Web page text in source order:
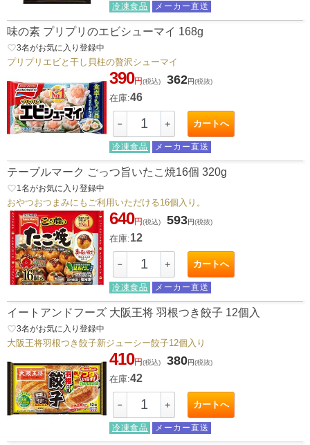
冷凍食品 メーカー直送
味の素 プリプリのエビシューマイ 168g
favorite_border3名がお気に入り登録中
プリプリエビと干し貝柱の贅沢シューマイ
390円(税込) 362円(税抜)
在庫:46
－ ＋ カートへ
冷凍食品 メーカー直送
テーブルマーク ごっつ旨いたこ焼16個 320g
favorite_border1 名がお気に入り登録中
おやつおつまみにもご利用いただける16個入り。
640円(税込) 593円(税抜)
在庫:12
－ ＋ カートへ
冷凍食品 メーカー直送
イートアンドフーズ 大阪王将 羽根つき餃子 12個入
favorite_border3名がお気に入り登録中
大阪王将羽根つき餃子新ジューシー餃子12個入り
410円(税込) 380円(税抜)
在庫:42
－ ＋ カートへ
冷凍食品 メーカー直送